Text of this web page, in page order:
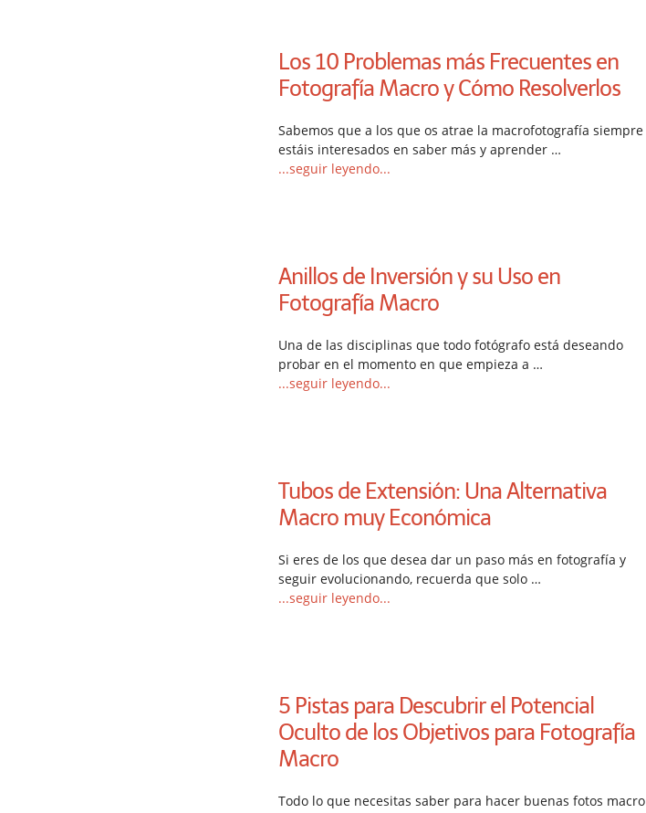
Los 10 Problemas más Frecuentes en
Fotografía Macro y Cómo Resolverlos
Sabemos que a los que os atrae la macrofotografía siempre
estáis interesados en saber más y aprender …
...seguir leyendo...
Anillos de Inversión y su Uso en
Fotografía Macro
Una de las disciplinas que todo fotógrafo está deseando
probar en el momento en que empieza a …
...seguir leyendo...
Tubos de Extensión: Una Alternativa
Macro muy Económica
Si eres de los que desea dar un paso más en fotografía y
seguir evolucionando, recuerda que solo …
...seguir leyendo...
5 Pistas para Descubrir el Potencial
Oculto de los Objetivos para Fotografía
Macro
Todo lo que necesitas saber para hacer buenas fotos macro